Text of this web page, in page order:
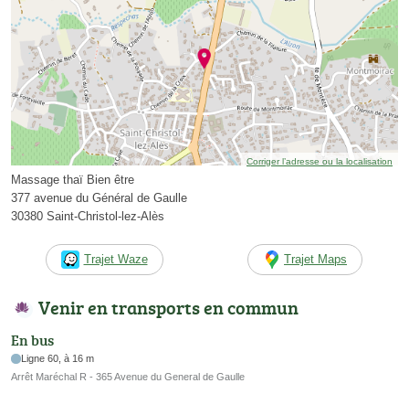
Corriger l’adresse ou la localisation
Massage thaï Bien être
377 avenue du Général de Gaulle
30380 Saint-Christol-lez-Alès
Trajet Waze Trajet Maps
Venir en transports en commun
En bus
Ligne 60, à 16 m
Arrêt Maréchal R - 365 Avenue du General de Gaulle